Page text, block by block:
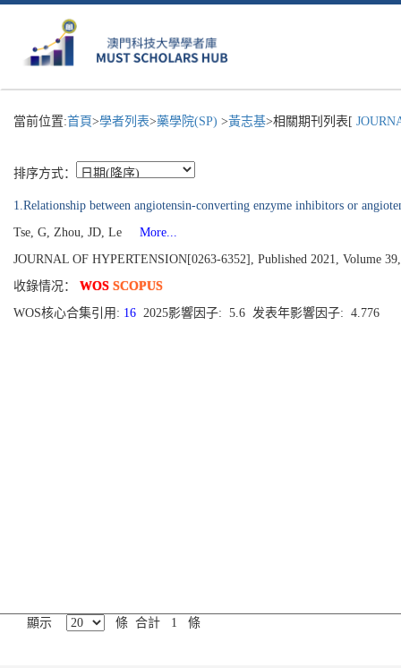
當前位置:首頁>學者列表>藥學院(SP) >黃志基>相關期刊列表[
排序方式：
1.Relationship between angiotensin-converting enzyme inhibitors or
Tse, G, Zhou, JD, Le
More...
JOURNAL OF HYPERTENSION[0263-6352], Published 2021, Volume 39,
收錄情况： WOS SCOPUS
WOS核心合集引用: 16 2025影響因子: 5.6 发表年影響因子: 4.776
顯示 條 合計 1 條